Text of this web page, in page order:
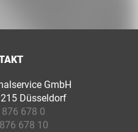
GmbH
Düsseldorf
678 0
678 10